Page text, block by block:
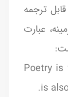
ترجمه
عبارت
Poetry
is